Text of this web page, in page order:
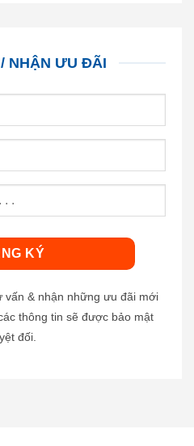
NHẬN ƯU ĐÃI
& nhận những ưu đãi mới
thông tin sẽ được bảo mật
đối.